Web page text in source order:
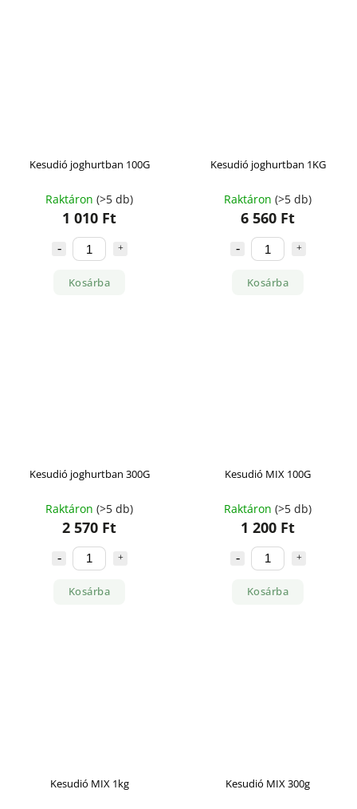
Kesudió joghurtban 100G
Raktáron (>5 db)
1 010 Ft
Kosárba
Kesudió joghurtban 1KG
Raktáron (>5 db)
6 560 Ft
Kosárba
Kesudió joghurtban 300G
Raktáron (>5 db)
2 570 Ft
Kosárba
Kesudió MIX 100G
Raktáron (>5 db)
1 200 Ft
Kosárba
Kesudió MIX 1kg Kesudió MIX 300g